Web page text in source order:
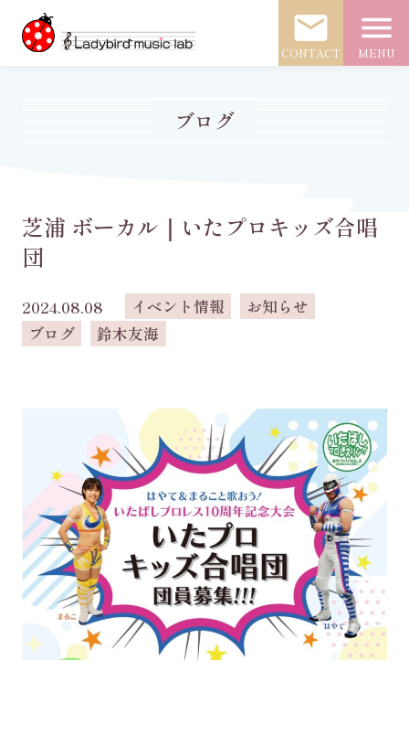
mail
CONTACT
menu
MENU
ブログ
芝浦 ボーカル｜いたプロキッズ合唱
団
2024.08.08 イベント情報
お知らせ
ブログ
鈴木友海